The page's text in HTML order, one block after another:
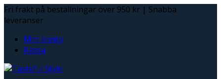
Fri frakt på beställningar över 950 kr | Snabba
leveranser
Mitt konto
Kassa